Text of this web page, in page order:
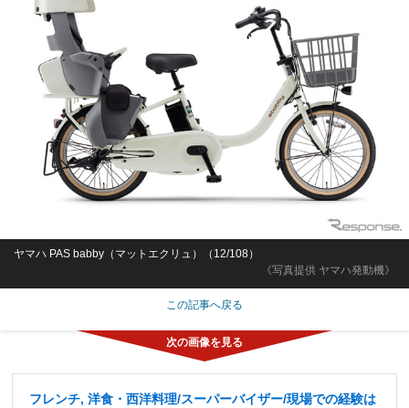
《写真提供 ヤマハ発動機》
ヤマハ PAS babby（マットエクリュ）（12/108）
この記事へ戻る
フレンチ, 洋食・西洋料理/スーパーバイザー/現場での経験は